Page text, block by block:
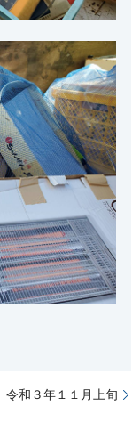
令和３年１１月上旬